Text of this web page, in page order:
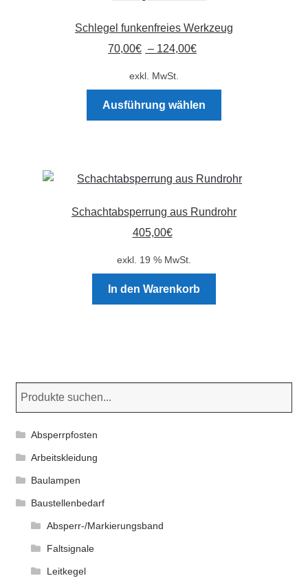
Schlegel funkenfreies Werkzeug
70,00€ – 124,00€
exkl. MwSt.
Ausführung wählen
auf.
Optionen
Schachtabsperrung aus Rundrohr
405,00€
exkl. 19 % MwSt.
In den Warenkorb
Absperrpfosten
Arbeitskleidung
Baulampen
Baustellenbedarf
Absperr-/Markierungsband
Faltsignale
Leitkegel